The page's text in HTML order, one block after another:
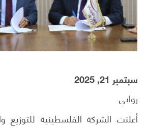
سبتمبر 21, 2025
روابي
أعلنت الشركة الفلسطينية للتوزيع